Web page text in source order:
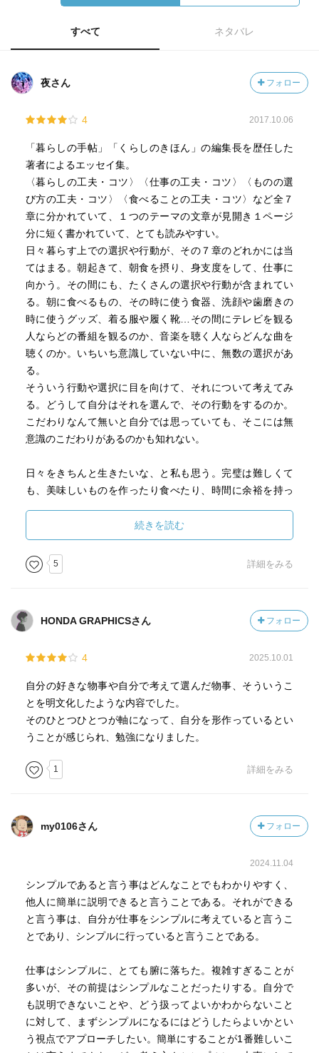
すべて ネタバレ
夜さん フォロー
4 2017.10.06
「暮らしの手帖」「くらしのきほん」の編集長を歴任した
著者によるエッセイ集。
〈暮らしの工夫・コツ〉〈仕事の工夫・コツ〉〈ものの選
び方の工夫・コツ〉〈食べることの工夫・コツ〉など全７
章に分かれていて、１つのテーマの文章が見開き１ページ
分に短く書かれていて、とても読みやすい。
日々暮らす上での選択や行動が、その７章のどれかには当
てはまる。朝起きて、朝食を摂り、身支度をして、仕事に
向かう。その間にも、たくさんの選択や行動が含まれてい
る。朝に食べるもの、その時に使う食器、洗顔や歯磨きの
時に使うグッズ、着る服や履く靴…その間にテレビを観る
人ならどの番組を観るのか、音楽を聴く人ならどんな曲を
聴くのか。いちいち意識していない中に、無数の選択があ
る。
そういう行動や選択に目を向けて、それについて考えてみ
る。どうして自分はそれを選んで、その行動をするのか。
こだわりなんて無いと自分では思っていても、そこには無
意識のこだわりがあるのかも知れない。
日々をきちんと生きたいな、と私も思う。完璧は難しくて
も、美味しいものを作ったり食べたり、時間に余裕を持っ
仕事は出来るだけ楽しんでしたい。
そうやって生きるためにどうすればより良くなれるのか。
その〈工夫やコツ〉のヒントをたくさん拾える本。
新しいものの便利さを享受しつつ、古くからあるものの良
と、たまに手紙をやり取りしてみる楽しさ、のような。ひ
とつの物事にこだわらないということも、またひとつのこ
自分が良いと思ったものを受け入れて、自分を労って…と
いう営みをしていれば、自然と人や物にも優しく出来るの
たまに本棚から取り出して読みたくなるような本。
ば、それとはもっと違った自分だけのものが得られるのか
も。
続きを読む
5 詳細をみる
HONDA GRAPHICSさん フォロー
4 2025.10.01
自分の好きな物事や自分で考えて選んだ物事、そういうこ
とを明文化したような内容でした。
そのひとつひとつが軸になって、自分を形作っているとい
うことが感じられ、勉強になりました。
1 詳細をみる
my0106さん フォロー
2024.11.04
シンプルであると言う事はどんなことでもわかりやすく、
他人に簡単に説明できると言うことである。それができる
と言う事は、自分が仕事をシンプルに考えていると言うこ
とであり、シンプルに行っていると言うことである。
仕事はシンプルに、とても腑に落ちた。複雑すぎることが
多いが、その前提はシンプルなことだったりする。自分で
も説明できないことや、どう扱ってよいかわからないこと
に対して、まずシンプルになるにはどうしたらよいかとい
う視点でアプローチしたい。簡単にすることが1番難しいこ